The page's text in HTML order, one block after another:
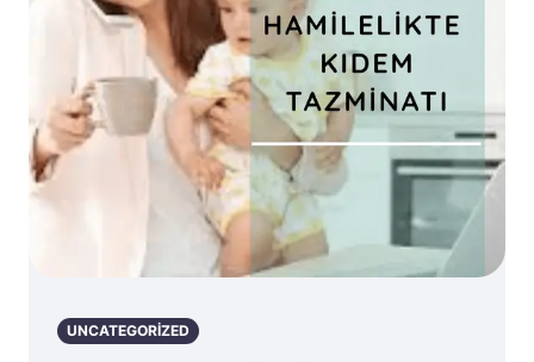
UNCATEGORIZED